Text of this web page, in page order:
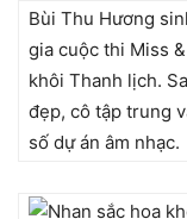
Bùi Thu Hương
gia cuộc thi Miss
khôi Thanh lịch.
đẹp, cô tập trung
số dự án âm nhạc.